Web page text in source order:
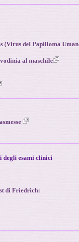
(Virus del Papilloma
al maschile
degli esami clinici
di Friedrich: